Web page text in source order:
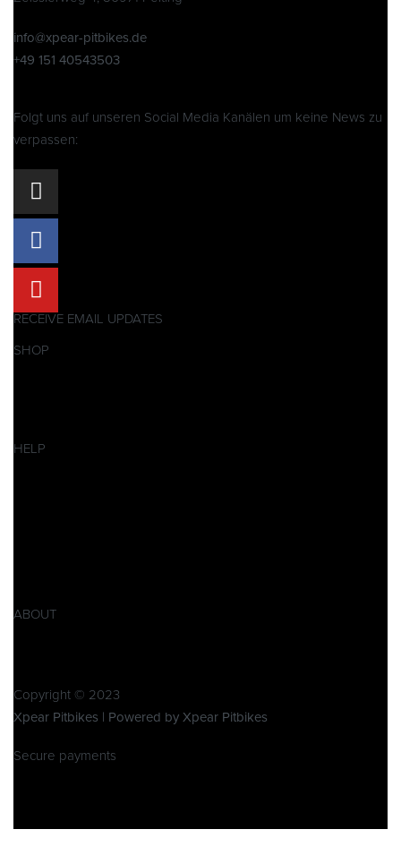
info@xpear-pitbikes.de
+49 151 40543503
Folgt uns auf unseren Social Media Kanälen um keine News zu
verpassen:
RECEIVE EMAIL UPDATES
SHOP
HELP
ABOUT
Copyright © 2023
Xpear Pitbikes | Powered by Xpear Pitbikes
Secure payments